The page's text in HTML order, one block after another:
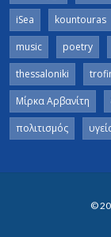
iSea
kountouras
music
poetry
thessaloniki
Μίρκα Αρβανίτη
πολιτισμός
©